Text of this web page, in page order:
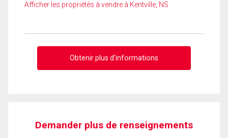
Afficher les propriétés à vendre à Kentville, NS
Obtenir plus d'informations
Demander plus de renseignements